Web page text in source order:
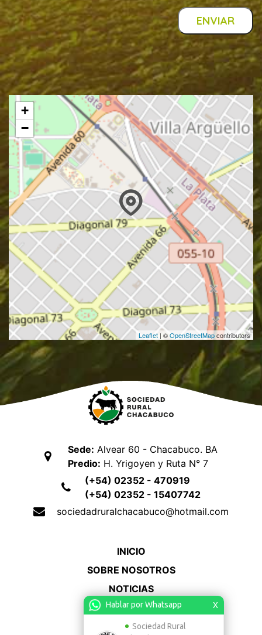
Hablar por Whatsapp X
Sociedad Rural
ENVIAR
+
−
Leaflet | ©OpenStreetMapcontributors
Sede: Alvear 60 - Chacabuco. BA
Predio: H. Yrigoyen y Ruta N° 7
(+54) 02352 - 470919
(+54) 02352 - 15407742
sociedadruralchacabuco@hotmail.com
INICIO
SOBRE NOSOTROS
NOTICIAS
CONTACTO
ACCESO